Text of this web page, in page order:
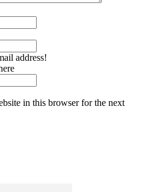
address!
in this browser for the next